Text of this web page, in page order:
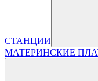
СТАНЦИИ
МАТЕРИНСКИЕ